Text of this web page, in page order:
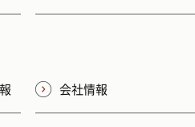
会社情報